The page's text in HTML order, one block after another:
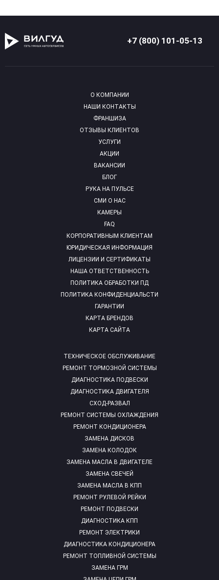
+7 (800) 101-05-13
О КОМПАНИИ
НАШИ КОНТАКТЫ
ФРАНШИЗА
ОТЗЫВЫ КЛИЕНТОВ
УСЛУГИ
АКЦИИ
ВАКАНСИИ
БЛОГ
РУКА НА ПУЛЬСЕ
СМИ О НАС
КАМЕРЫ
FAQ
ТЕХНИЧЕСКОЕ ОБСЛУЖИВАНИЕ
РЕМОНТ ТОРМОЗНОЙ СИСТЕМЫ
ДИАГНОСТИКА ПОДВЕСКИ
ДИАГНОСТИКА ДВИГАТЕЛЯ
СХОД-РАЗВАЛ
РЕМОНТ СИСТЕМЫ ОХЛАЖДЕНИЯ
РЕМОНТ КОНДИЦИОНЕРА
ЗАМЕНА ДИСКОВ
ЗАМЕНА КОЛОДОК
ЗАМЕНА МАСЛА В ДВИГАТЕЛЕ
ЗАМЕНА СВЕЧЕЙ
ЗАМЕНА МАСЛА В КПП
РЕМОНТ РУЛЕВОЙ РЕЙКИ
РЕМОНТ ПОДВЕСКИ
ДИАГНОСТИКА КПП
РЕМОНТ ЭЛЕКТРИКИ
ДИАГНОСТИКА КОНДИЦИОНЕРА
РЕМОНТ ТОПЛИВНОЙ СИСТЕМЫ
ЗАМЕНА ГРМ
КОРПОРАТИВНЫМ КЛИЕНТАМ
ЮРИДИЧЕСКАЯ ИНФОРМАЦИЯ
ЛИЦЕНЗИИ И СЕРТИФИКАТЫ
НАША ОТВЕТСТВЕННОСТЬ
ПОЛИТИКА ОБРАБОТКИ ПД
ПОЛИТИКА КОНФИДЕНЦИАЛЬСТИ
ГАРАНТИИ
КАРТА БРЕНДОВ
КАРТА САЙТА